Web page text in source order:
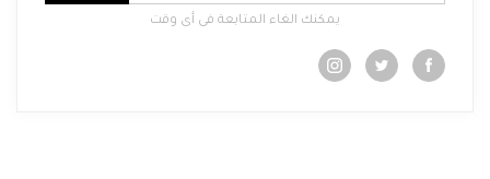
يمكنك الغاء المتابعة فى أى وقت